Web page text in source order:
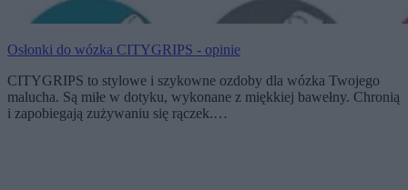
Osłonki do wózka CITYGRIPS - opinie
CITYGRIPS to stylowe i szykowne ozdoby dla wózka Twojego
malucha. Są miłe w dotyku, wykonane z miękkiej bawełny. Chronią
i zapobiegają zużywaniu się rączek.…